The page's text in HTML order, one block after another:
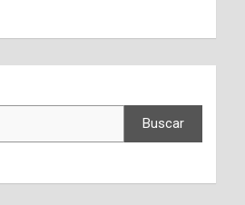
Buscar